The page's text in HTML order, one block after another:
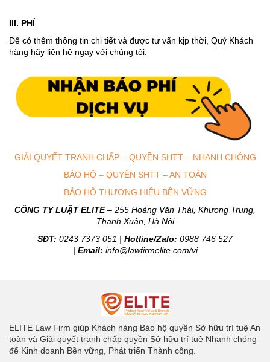
III. PHÍ
Để có thêm thông tin chi tiết và được tư vấn kịp thời, Quý Khách
hàng hãy liên hệ ngay với chúng tôi:
GIẢI QUYẾT TRANH CHẤP – QUYỀN SHTT – NHANH CHÓNG
BẢO HỘ – QUYỀN SHTT – AN TOÀN
BẢO HỘ THƯƠNG HIỆU BỀN VỮNG
CÔNG TY LUẬT ELITE– 255 Hoàng Văn Thái, Khương Trung,
Thanh Xuân, Hà Nội
SĐT: 0243 7373 051 | Hotline/Zalo: 0988 746 527
| Email: info@lawfirmelite.com/vi
ELITE Law Firm giúp Khách hàng Bảo hộ quyền Sở hữu trí tuệ An
toàn và Giải quyết tranh chấp quyền Sở hữu trí tuệ Nhanh chóng
để Kinh doanh Bền vững, Phát triển Thành công.